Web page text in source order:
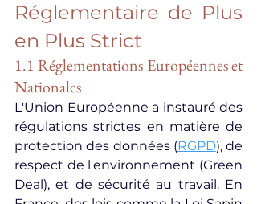
Réglementaire de Plus
en Plus Strict
1.1 Réglementations Européennes et
Nationales
L'Union Européenne a instauré des
régulations strictes en matière de
protection des données (RGPD), de
respect de l'environnement (Green
Deal), et de sécurité au travail. En